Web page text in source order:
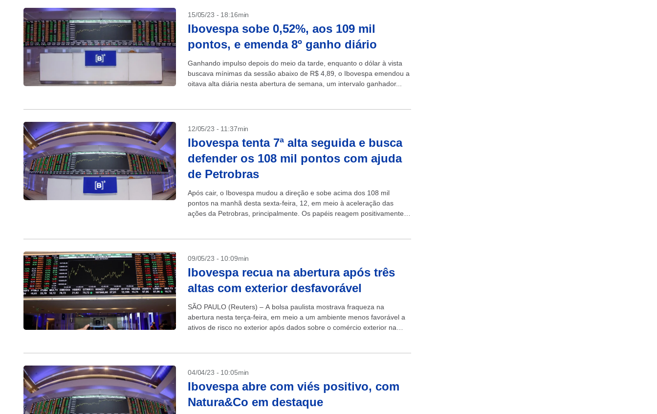
15/05/23 - 18:16min
Ibovespa sobe 0,52%, aos 109 mil
pontos, e emenda 8º ganho diário
Ganhando impulso depois do meio da tarde, enquanto o dólar à vista
buscava mínimas da sessão abaixo de R$ 4,89, o Ibovespa emendou a
oitava alta diária nesta abertura de semana, um intervalo ganhador...
12/05/23 - 11:37min
Ibovespa tenta 7ª alta seguida e busca
defender os 108 mil pontos com ajuda
de Petrobras
Após cair, o Ibovespa mudou a direção e sobe acima dos 108 mil
pontos na manhã desta sexta-feira, 12, em meio à aceleração das
ações da Petrobras, principalmente. Os papéis reagem positivamente
09/05/23 - 10:09min
Ibovespa recua na abertura após três
altas com exterior desfavorável
SÃO PAULO (Reuters) – A bolsa paulista mostrava fraqueza na
abertura nesta terça-feira, em meio a um ambiente menos favorável a
ativos de risco no exterior após dados sobre o comércio exterior na
04/04/23 - 10:05min
Ibovespa abre com viés positivo, com
Natura&Co em destaque